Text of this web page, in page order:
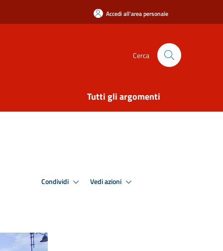
Accedi all'area personale
Cerca
Tutti gli argomenti
Condividi Vedi azioni